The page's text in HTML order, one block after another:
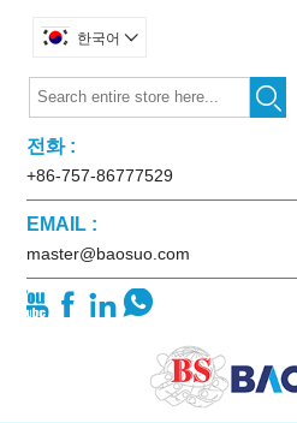
한국어 

전화 :
+86-757-86777529
EMAIL :
master@baosuo.com
   